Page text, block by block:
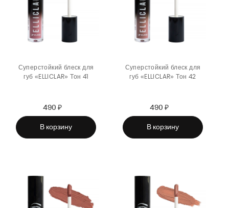
Суперстойкий блеск для
губ «ELLICLAR» Тон 41
Sale
price
490 ₽
price
В корзину
Суперстойкий блеск для
губ «ELLICLAR» Тон 42
Sale
price
490 ₽
price
В корзину